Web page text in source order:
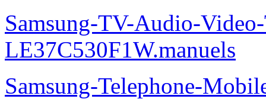
Samsung-TV-Audio-
LE37C530F1W.manuels
Samsung-Telephone-